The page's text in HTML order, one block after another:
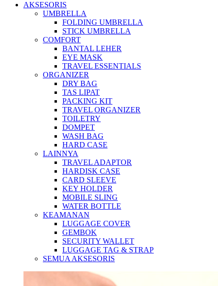
AKSESORIS
UMBRELLA
FOLDING UMBRELLA
STICK UMBRELLA
COMFORT
BANTAL LEHER
EYE MASK
TRAVEL ESSENTIALS
ORGANIZER
DRY BAG
TAS LIPAT
PACKING KIT
TRAVEL ORGANIZER
TOILETRY
DOMPET
WASH BAG
HARD CASE
LAINNYA
TRAVEL ADAPTOR
HARDISK CASE
CARD SLEEVE
KEY HOLDER
MOBILE SLING
WATER BOTTLE
KEAMANAN
LUGGAGE COVER
GEMBOK
SECURITY WALLET
LUGGAGE TAG & STRAP
SEMUA AKSESORIS